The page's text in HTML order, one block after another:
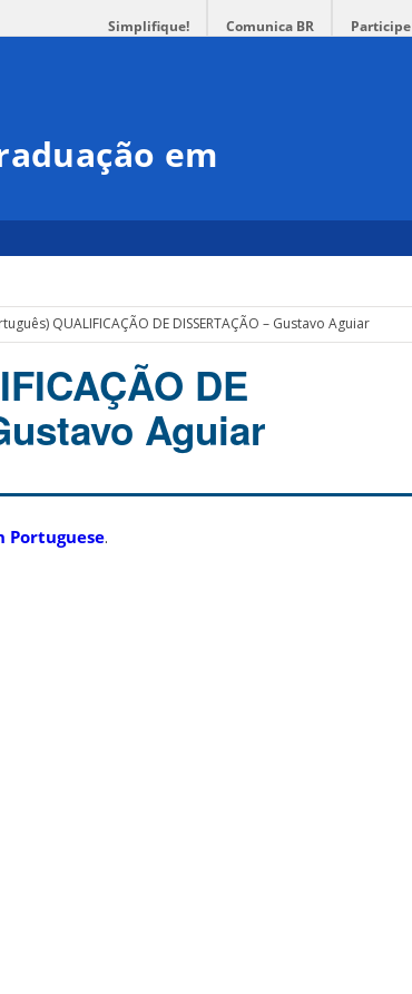
Simplifique! Comunica BR Participe
em
QUALIFICAÇÃO DE DISSERTAÇÃO – Gustavo Aguiar
DE
Aguiar
Portuguese.